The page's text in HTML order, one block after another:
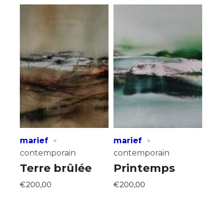
marief ·
contemporain
Terre brûlée
€200,00
marief ·
contemporain
Printemps
€200,00